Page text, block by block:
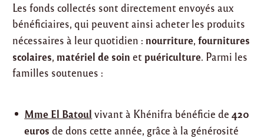
Les fonds collectés sont directement envoyés aux
bénéficiaires, qui peuvent ainsi acheter les produits
nécessaires à leur quotidien : nourriture,fournitures
scolaires, matériel de soin et puériculture. Parmi les
familles soutenues :
Mme El Batoul vivant à Khénifra bénéficie de420
euros de dons cette année, grâce à la générosité